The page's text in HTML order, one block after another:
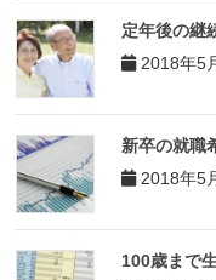
定年後の継
2018年5
新卒の就職
2018年5
100歳まで